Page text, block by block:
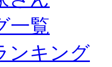
一覧
ンキング